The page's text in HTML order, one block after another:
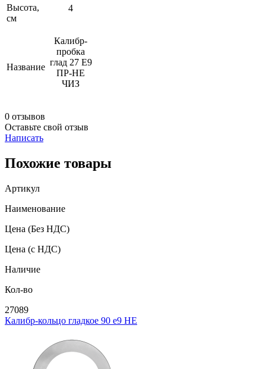
Высота,
см
4
Название
Калибр-
пробка
глад 27 Е9
ПР-НЕ
ЧИЗ
0 отзывов
Оставьте свой отзыв
Написать
Похожие товары
Артикул
Наименование
Цена (Без НДС)
Цена (с НДС)
Наличие
Кол-во
27089
Калибр-кольцо гладкое 90 e9 НЕ